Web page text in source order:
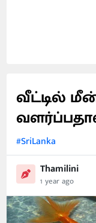
வீட்டில்
#SriLanka
Thamilini
1 year ago